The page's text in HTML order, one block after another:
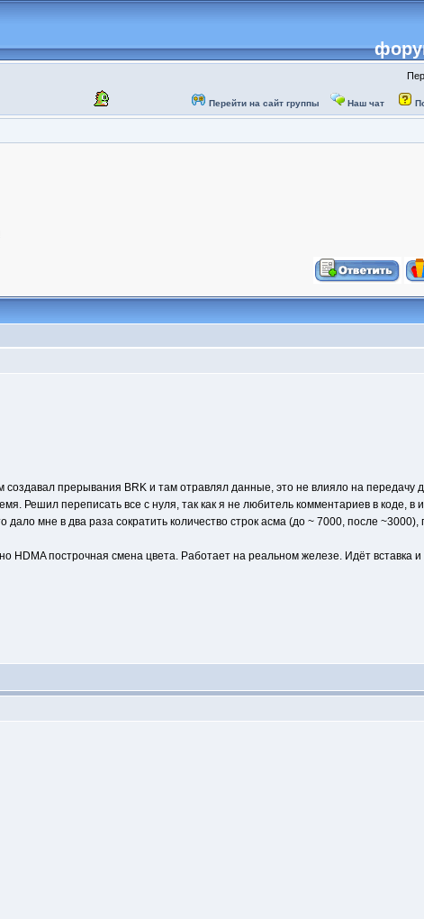
Перейти на сайт группы Наш чат
создавал прерывания BRK и там отравлял данные, это не влияло на передачу
Решил переписать все с нуля, так как я не любитель комментариев в коде, в
мне в два раза сократить количество строк асма (до ~ 7000, после
построчная смена цвета. Работает на реальном железе. Идёт вставка и